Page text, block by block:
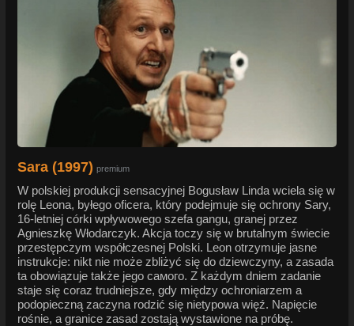
Sara (1997) premium
W polskiej produkcji sensacyjnej Bogusław Linda wciela się w
rolę Leona, byłego oficera, który podejmuje się ochrony Sary,
16-letniej córki wpływowego szefa gangu, granej przez
Agnieszkę Włodarczyk. Akcja toczy się w brutalnym świecie
przestępczym współczesnej Polski. Leon otrzymuje jasne
instrukcje: nikt nie może zbliżyć się do dziewczyny, a zasada
ta obowiązuje także jego самого. Z każdym dniem zadanie
staje się coraz trudniejsze, gdy między ochroniarzem a
podopieczną zaczyna rodzić się nietypowa więź. Napięcie
rośnie, a granice zasad zostają wystawione na próbę.